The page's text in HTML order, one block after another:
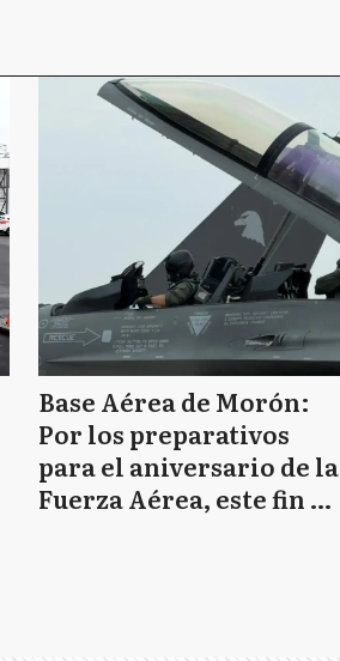
Base Aérea de Morón:
Por los preparativos
para el aniversario de la
Fuerza Aérea, este fin de